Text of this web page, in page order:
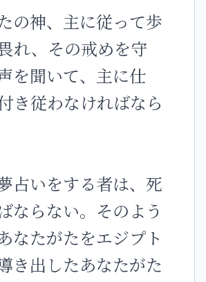
の神、主に従って歩
れ、その戒めを守
を聞いて、主に仕
き従わなければなら
占いをする者は、死
ならない。そのよう
なたがたをエジプト
き出したあなたがた